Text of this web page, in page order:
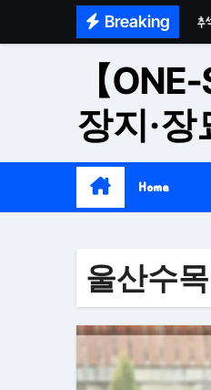
Breaking 추
재
【
장지·
Home
울산수